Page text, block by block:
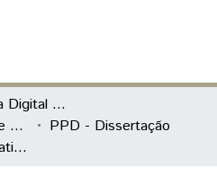
UNILA | Biblioteca Digital de Dissertações e Teses
PPGPPD - Programa de Pós-Graduação em Políticas Públicas e Desenvolvimento
PPD - Dissertação
Políticas de Ação Afirmativa e as Mulheres Negras na Pós-Graduação e na Pesquisa Universitária: um Estudo de Caso Interseccional da UFRJ, UFBA, UFMG